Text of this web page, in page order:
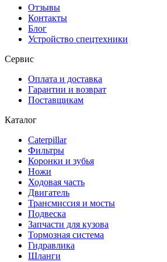
Отзывы
Контакты
Блог
Устройство спецтехники
Сервис
Оплата и доставка
Гарантии и возврат
Поставщикам
Каталог
Caterpillar
Фильтры
Коронки и зубья
Ножи
Ходовая часть
Двигатель
Трансмиссия и мосты
Подвеска
Запчасти для кузова
Тормозная система
Гидравлика
Шланги